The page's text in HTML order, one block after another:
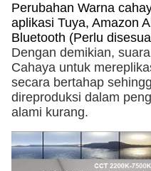
Perubahan Warna
aplikasi Tuya, Amazon
Bluetooth (Perlu
Dengan demikian,
Cahaya untuk
secara bertahap
direproduksi dalam
alami kurang.